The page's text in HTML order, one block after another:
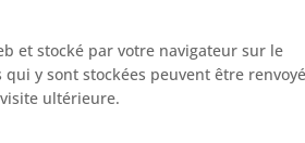
et stocké par votre navigateur sur le
y sont stockées peuvent être
ultérieure.